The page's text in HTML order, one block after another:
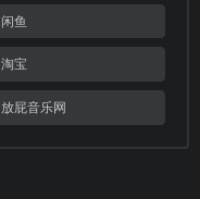
闲鱼
淘宝
放屁音乐网